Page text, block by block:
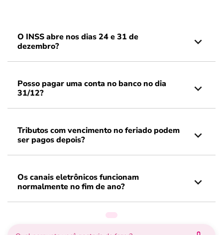
O INSS abre nos dias 24 e 31 de
dezembro?
Posso pagar uma conta no banco no dia
31/12?
Tributos com vencimento no feriado podem
ser pagos depois?
Os canais eletrônicos funcionam
normalmente no fim de ano?